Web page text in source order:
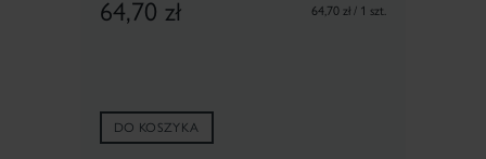
64,70 zł 64,70 zł / 1 szt.
DO KOSZYKA